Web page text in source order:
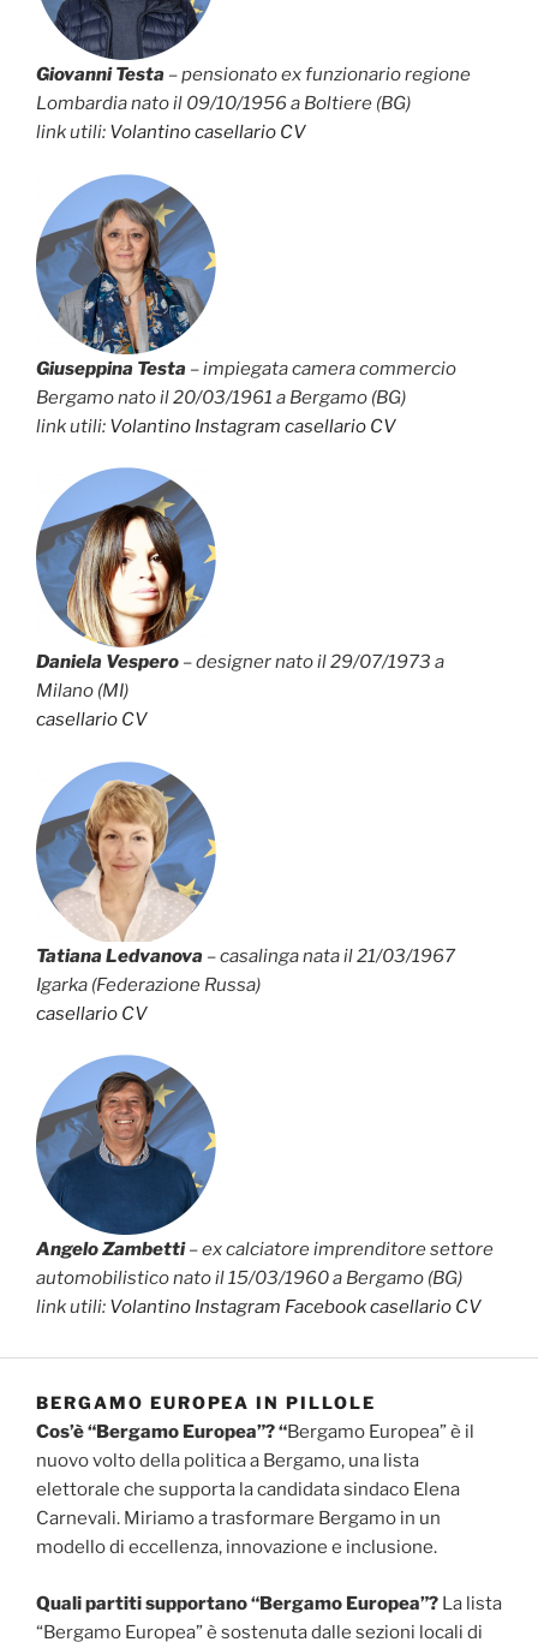
Giovanni Testa – pensionato ex funzionario regione
Lombardia nato il 09/10/1956 a Boltiere (BG)
link utili: Volantinocasellario CV
Giuseppina Testa – impiegata camera commercio
Bergamo nato il 20/03/1961 a Bergamo (BG)
link utili: Volantino Instagram casellario CV
Daniela Vespero – designer nato il 29/07/1973 a
Milano (MI)
casellario CV
Tatiana Ledvanova – casalinga nata il 21/03/1967
Igarka (Federazione Russa)
casellario CV
Angelo Zambetti– ex calciatore imprenditore settore
automobilistico nato il 15/03/1960 a Bergamo (BG)
link utili: Volantino Instagram Facebookcasellario CV
BERGAMO EUROPEA IN PILLOLE
Cos’è “Bergamo Europea”? “Bergamo Europea” è il
nuovo volto della politica a Bergamo, una lista
elettorale che supporta la candidata sindaco Elena
Carnevali. Miriamo a trasformare Bergamo in un
modello di eccellenza, innovazione e inclusione.
Quali partiti supportano “Bergamo Europea”? La lista
“Bergamo Europea” è sostenuta dalle sezioni locali di